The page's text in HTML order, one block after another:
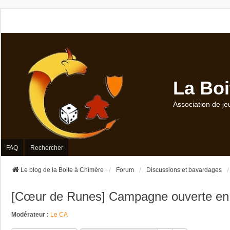
La
Association de
FAQ Rechercher
Le blog de la Boite à Chimère Forum Discussions et bavardages
[Cœur de Runes] Campagne ouverte
Modérateur : Le CA